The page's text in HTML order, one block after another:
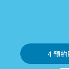
4 預